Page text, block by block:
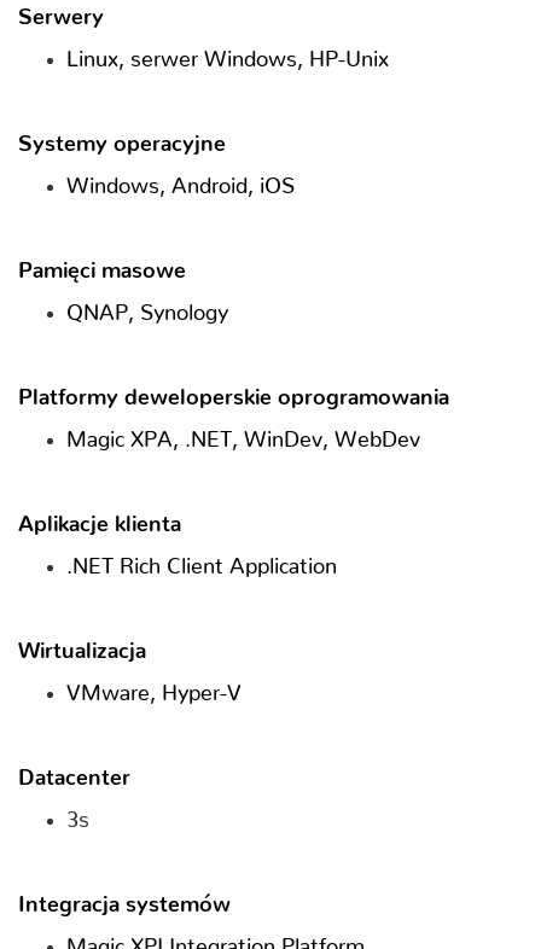
Serwery
Linux, serwer Windows, HP-Unix
Systemy operacyjne
Windows, Android, iOS
Pamięci masowe
QNAP, Synology
Platformy deweloperskie oprogramowania
Magic XPA, .NET, WinDev, WebDev
Aplikacje klienta
.NET Rich Client Application
Wirtualizacja
VMware, Hyper-V
Datacenter
3s
Integracja systemów
Magic XPI Integration Platform